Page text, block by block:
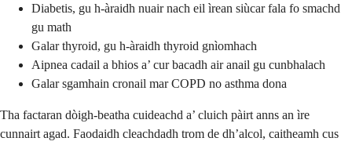
Diabetis, gu h-àraidh nuair nach eil ìrean siùcar fala fo smachd
gu math
Galar thyroid, gu h-àraidh thyroid gnìomhach
Aipnea cadail a bhios a’ cur bacadh air anail gu cunbhalach
Galar sgamhain cronail mar COPD no asthma dona
Tha factaran dòigh-beatha cuideachd a’ cluich pàirt anns an ìre
cunnairt agad. Faodaidh cleachdadh trom de dh’alcol, caitheamh cus